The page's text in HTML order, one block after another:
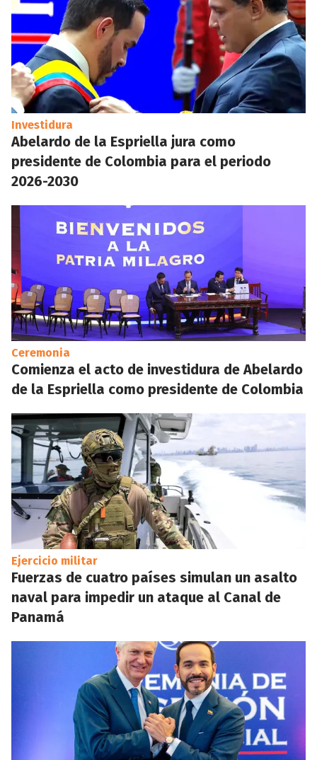
Investidura
Abelardo de la Espriella jura como
presidente de Colombia para el periodo
2026-2030
Ceremonia
Comienza el acto de investidura de Abelardo
de la Espriella como presidente de Colombia
Ejercicio militar
Fuerzas de cuatro países simulan un asalto
naval para impedir un ataque al Canal de
Panamá